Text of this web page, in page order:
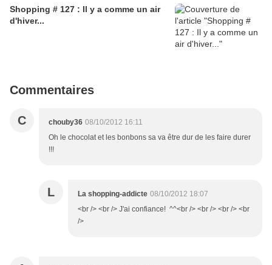
Shopping # 127 : Il y a comme un air
d'hiver...
Commentaires
C chouby36 08/10/2012 16:11
Oh le chocolat et les bonbons sa va être dur de les faire durer
!!!
L La shopping-addicte 08/10/2012 18:07
<br /> <br /> J'ai confiance! ^^<br /> <br /> <br /> <br
/>